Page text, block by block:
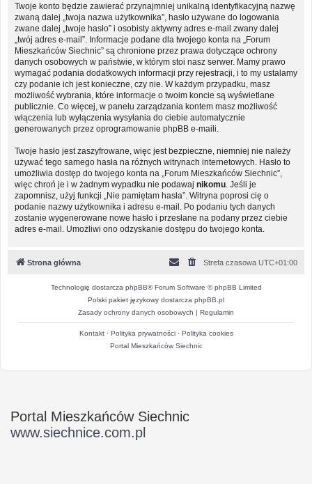
Twoje konto będzie zawierać przynajmniej unikalną identyfikacyjną nazwę
zwaną dalej „twoja nazwa użytkownika”, hasło używane do logowania
zwane dalej „twoje hasło” i osobisty aktywny adres e-mail zwany dalej
„twój adres e-mail”. Informacje podane dla twojego konta na „Forum
Mieszkańców Siechnic” są chronione przez prawa dotyczące ochrony
danych osobowych w państwie, w którym stoi nasz serwer. Mamy prawo
wymagać podania dodatkowych informacji przy rejestracji, i to my ustalamy
czy podanie ich jest konieczne, czy nie. W każdym przypadku, masz
możliwość wybrania, które informacje o twoim koncie są wyświetlane
publicznie. Co więcej, w panelu zarządzania kontem masz możliwość
włączenia lub wyłączenia wysyłania do ciebie automatycznie
generowanych przez oprogramowanie phpBB e-maili.
Twoje hasło jest zaszyfrowane, więc jest bezpieczne, niemniej nie należy
używać tego samego hasła na różnych witrynach internetowych. Hasło to
umożliwia dostęp do twojego konta na „Forum Mieszkańców Siechnic”,
więc chroń je i w żadnym wypadku nie podawaj nikomu . Jeśli je
zapomnisz, użyj funkcji „Nie pamiętam hasła”. Witryna poprosi cię o
podanie nazwy użytkownika i adresu e-mail. Po podaniu tych danych
zostanie wygenerowane nowe hasło i przesłane na podany przez ciebie
adres e-mail. Umożliwi ono odzyskanie dostępu do twojego konta.
Strona główna Strefa czasowa UTC+01:00
Technologię dostarcza phpBB® Forum Software © phpBB Limited
Polski pakiet językowy dostarcza phpBB.pl
Zasady ochrony danych osobowych | Regulamin
Kontakt· Polityka prywatności· Polityka cookies
Portal Mieszkańców Siechnic
Portal Mieszkańców Siechnic
www.siechnice.com.pl